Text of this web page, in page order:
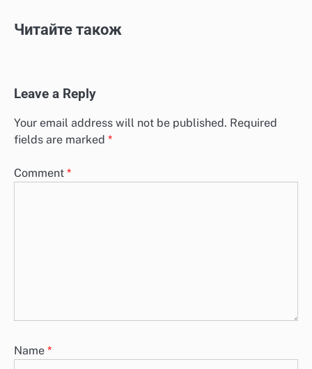
Читайте також
Leave a Reply
Your email address will not be published. Required
fields are marked *
Comment *
Name *